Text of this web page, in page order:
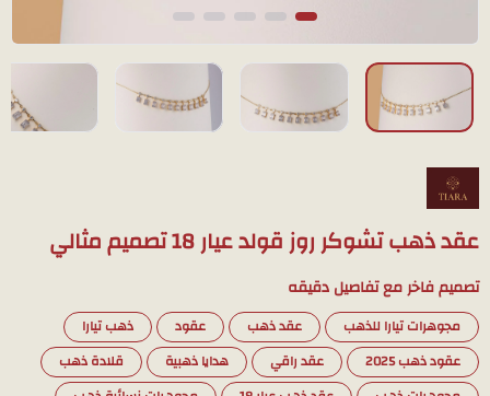
عقد ذهب تشوكر روز قولد عيار 18 تصميم مثالي
تصميم فاخر مع تفاصيل دقيقه
مجوهرات تيارا للذهب عقد ذهب عقود
ذهب تيارا
عقود ذهب 2025
عقد راقي هدايا ذهبية
قلادة ذهب